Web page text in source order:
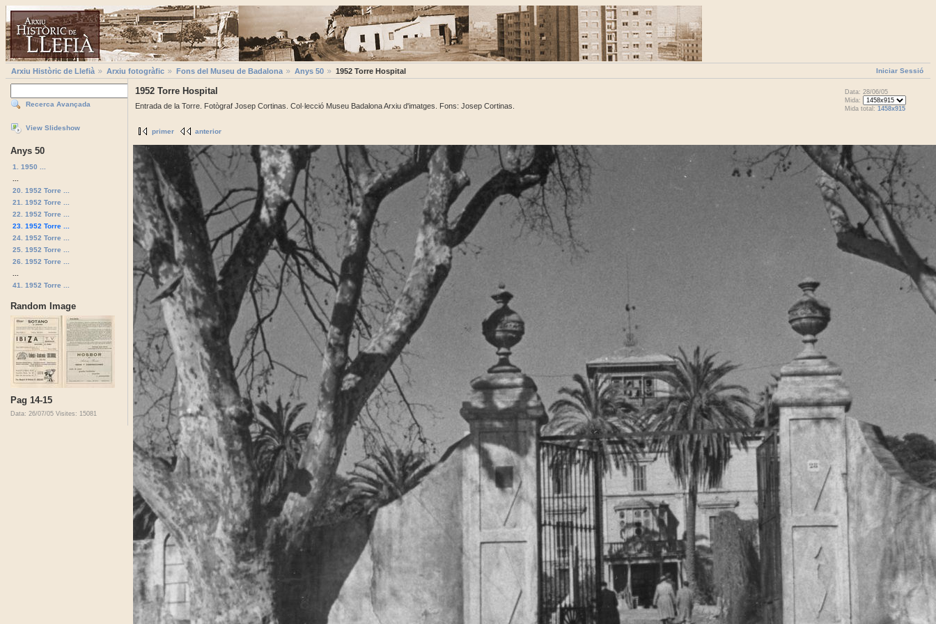
Iniciar Sessió
Arxiu Històric de Llefià Arxiu fotogràfic Fons del Museu de Badalona Anys 50 1952 Torre Hospital
Recerca Avançada
View Slideshow
Anys 50
1. 1950 ...
20. 1952 Torre ...
21. 1952 Torre ...
22. 1952 Torre ...
23. 1952 Torre ...
24. 1952 Torre ...
25. 1952 Torre ...
26. 1952 Torre ...
41. 1952 Torre ...
Random Image
Pag 14-15
Data: 26/07/05 Visites: 15081
1952 Torre Hospital
Entrada de la Torre. Fotògraf Josep Cortinas. Col·lecció Museu Badalona Arxiu d'imatges. Fons: Josep Cortinas.
Data: 28/06/05
Mida:
Mida total: 1458x915
primer anterior